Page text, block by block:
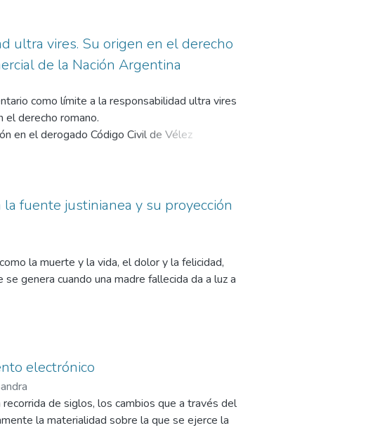
por ello de diferentes alcances en cada
ultra vires. Su origen en el derecho
de la Nación Argentina
como límite a la responsabilidad ultra vires
derecho romano.
en el derogado Código Civil de Vélez
de la Nación Argentina.
fuente justinianea y su proyección
la muerte y la vida, el dolor y la felicidad,
genera cuando una madre fallecida da a luz a
en dos disposiciones correspondientes a los
significación de las palabras”, formulan la
el tratamiento del tema a la luz del Código
electrónico
de siglos, los cambios que a través del
la materialidad sobre la que se ejerce la